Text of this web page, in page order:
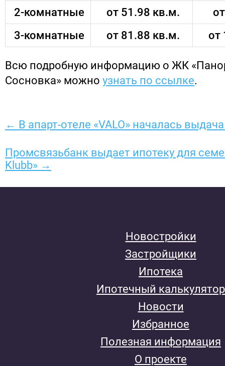
2-комнатные от 51.98 кв.м.
3-комнатные
от 81.88 кв.м. от
Всю подробную информацию о ЖК
Сосновка» можно узнать по ссылке.
← В апарт-отеле «VALO» началась
Промсвязьбанк выдает ипотеку для
Klubb» →
Новостройки
Застройщики
Ипотека
Ипотечный калькулятор
Новости
Избранное
Полезная информация
О проекте